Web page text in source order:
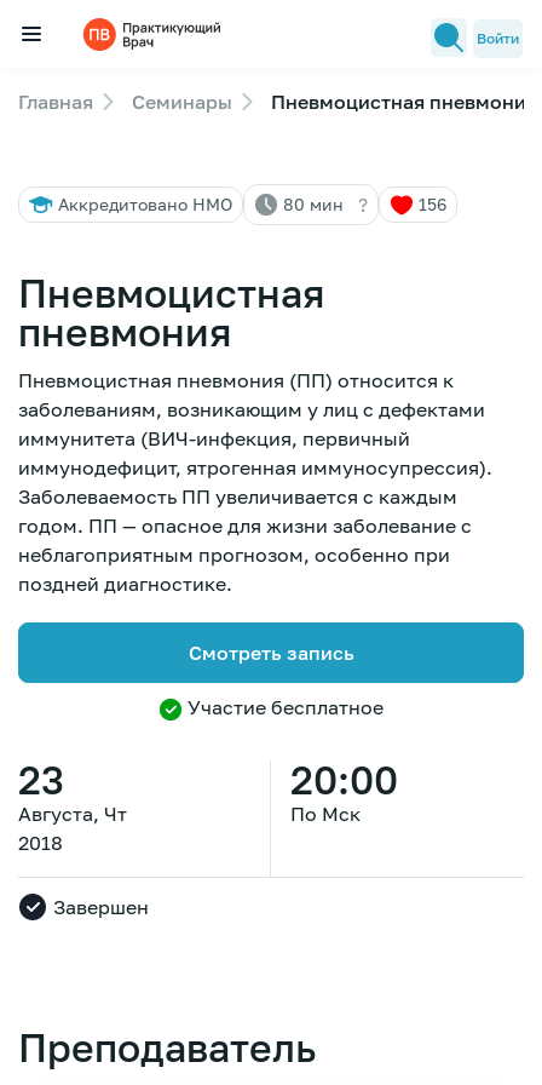
Семинары
Лекторы
Войти
Главная Семинары Пневмоцистная пневмония
Аккредитовано НМО 80 мин ? 156
23
Августа, Чт
2018
20:00
По Мск
Завершен
Пневмоцистная
пневмония
Пневмоцистная пневмония (ПП) относится к
заболеваниям, возникающим у лиц с дефектами
иммунитета (ВИЧ-инфекция, первичный
иммунодефицит, ятрогенная иммуносупрессия).
Заболеваемость ПП увеличивается с каждым
годом. ПП — опасное для жизни заболевание с
неблагоприятным прогнозом, особенно при
поздней диагностике.
Смотреть запись
Участие бесплатное
Преподаватель